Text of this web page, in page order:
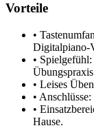
Vorteile
•
Digitalpiano-
•
• Leises
•
•
Hause.